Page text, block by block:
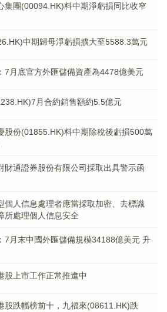
集團(00094.HK)料中期淨虧損同比收窄
中期歸母淨虧損擴大至5588.3萬元
7月底官方外匯儲備資產為4478億美元
月合約銷售額約5.5億元
股份(01855.HK)料中期除稅後虧損500萬
財通證券股份有限公司採取出具警示函
個人信息處理者應當採取加密、去標識
所處理個人信息安全
7月末中國外匯儲備規模34188億美元 升
股上市工作正常推進中
股跌幅榜前十，九福來(08611.HK)跌